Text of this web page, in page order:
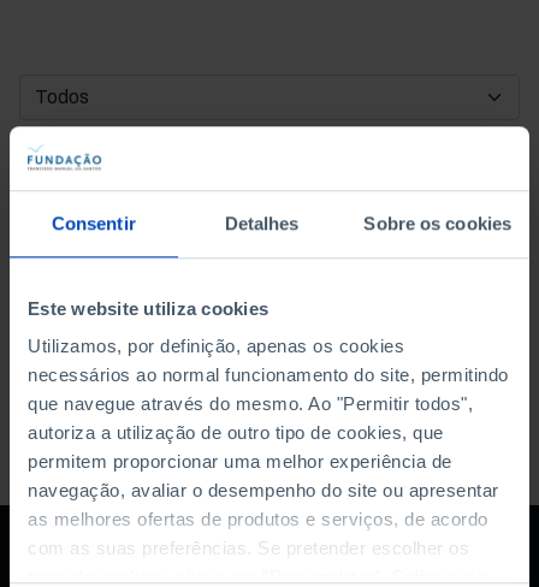
Consentir Detalhes Sobre os cookies
Este website utiliza cookies
Utilizamos, por definição, apenas os cookies
necessários ao normal funcionamento do site, permitindo
que navegue através do mesmo. Ao "Permitir todos",
autoriza a utilização de outro tipo de cookies, que
permitem proporcionar uma melhor experiência de
navegação, avaliar o desempenho do site ou apresentar
as melhores ofertas de produtos e serviços, de acordo
com as suas preferências. Se pretender escolher os
DATA DE INÍCIO
DATA DE FIM